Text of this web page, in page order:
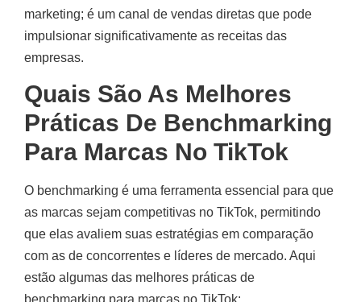
marketing; é um canal de vendas diretas que pode
impulsionar significativamente as receitas das
empresas.
Quais São As Melhores
Práticas De Benchmarking
Para Marcas No TikTok
O benchmarking é uma ferramenta essencial para que
as marcas sejam competitivas no TikTok, permitindo
que elas avaliem suas estratégias em comparação
com as de concorrentes e líderes de mercado. Aqui
estão algumas das melhores práticas de